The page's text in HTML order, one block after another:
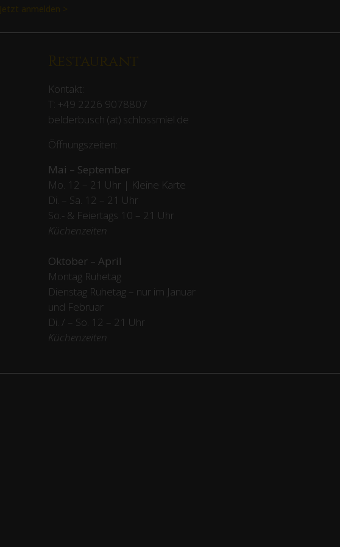
Jetzt anmelden >
Restaurant
Kontakt:
T: +49 2226 9078807
belderbusch (at) schlossmiel.de
Öffnungszeiten:
Mai – September
Mo. 12 – 21 Uhr | Kleine Karte
Di. – Sa. 12 – 21 Uhr
So.- & Feiertags 10 – 21 Uhr
Küchenzeiten
Oktober – April
Montag Ruhetag
Dienstag Ruhetag – nur im Januar
und Februar
Di. / – So. 12 – 21 Uhr
Küchenzeiten